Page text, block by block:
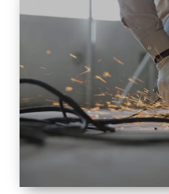
PETITE À
GRANDE
RÉNOVATION